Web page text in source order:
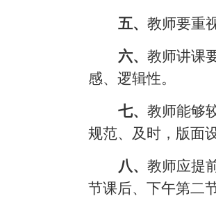
五、 教师要重
六、 教师讲课
感、逻辑性。
七、 教师能够
规范、及时，版面
八、 教师应提
节课后、下午第二